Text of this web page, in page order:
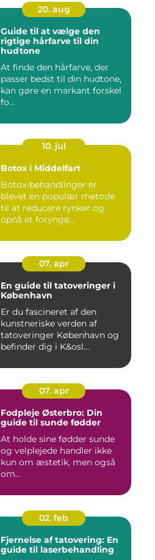
20. aug
Guide til at vælge den
rigtige hårfarve til din
hudtone
At finde den hårfarve, der
passer bedst til din hudtone,
kan gøre en markant forskel
fo...
10. jul
Botox i Middelfart
Botox-behandlinger er
blevet en populær metode
til at reducere rynker og
opnå et forynge...
07. apr
En guide til tatoveringer i
København
Er du fascineret af den
kunstneriske verden af
tatoveringer København og
befinder dig i K&osl...
07. apr
Fodpleje Østerbro: Din
guide til sunde fødder
At holde sine fødder sunde
og velplejede handler ikke
kun om æstetik, men også
om...
02. feb
Fjernelse af tatovering: En
guide til laserbehandling